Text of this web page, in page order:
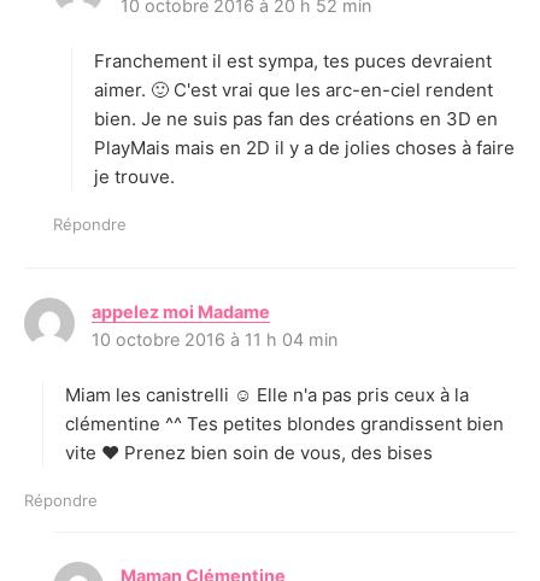
i
:
10 octobre 2016 à 20 h 52 min
Franchement il est sympa, tes puces devraient
aimer. 🙂 C'est vrai que les arc-en-ciel rendent
bien. Je ne suis pas fan des créations en 3D en
PlayMais mais en 2D il y a de jolies choses à faire
je trouve.
Répondre
appelez moi Madame
i
:
10 octobre 2016 à 11 h 04 min
Miam les canistrelli ☺ Elle n'a pas pris ceux à la
clémentine ^^ Tes petites blondes grandissent bien
vite ♥ Prenez bien soin de vous, des bises
Répondre
Maman Clémentine